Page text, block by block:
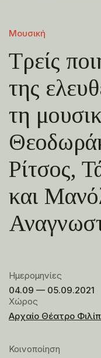
Μουσική
Τρείς
της
τη
Ρίτσος,
και
Ημερομηνίες
04.09 — 05.09.2021
Χώρος
Αρχαίο Θέατρο
Κοινοποίηση